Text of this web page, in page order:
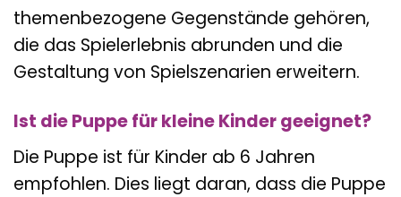
themenbezogene Gegenstände gehören,
die das Spielerlebnis abrunden und die
Gestaltung von Spielszenarien erweitern.
Ist die Puppe für kleine Kinder geeignet?
Die Puppe ist für Kinder ab 6 Jahren
empfohlen. Dies liegt daran, dass die Puppe